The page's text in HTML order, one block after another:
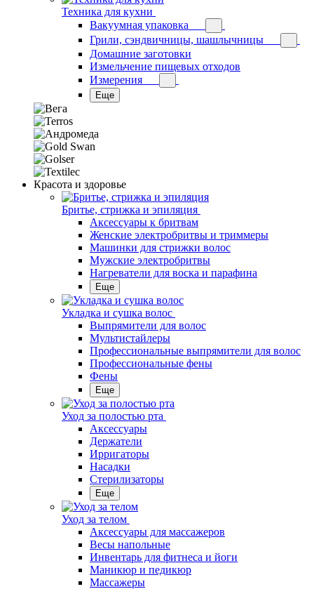
Техника для кухни
Вакуумная упаковка
Грили, сэндвичницы, шашлычницы
Домашние заготовки
Измельчение пищевых отходов
Измерения
Еще
Красота и здоровье
Бритье, стрижка и эпиляция
Аксессуары к бритвам
Женские электробритвы и триммеры
Машинки для стрижки волос
Мужские электробритвы
Нагреватели для воска и парафина
Еще
Укладка и сушка волос
Выпрямители для волос
Мультистайлеры
Профессиональные выпрямители для волос
Профессиональные фены
Фены
Еще
Уход за полостью рта
Аксессуары
Держатели
Ирригаторы
Насадки
Стерилизаторы
Еще
Уход за телом
Аксессуары для массажеров
Весы напольные
Инвентарь для фитнеса и йоги
Маникюр и педикюр
Массажеры